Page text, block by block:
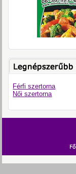
Férfi szertorna
Női szertorna